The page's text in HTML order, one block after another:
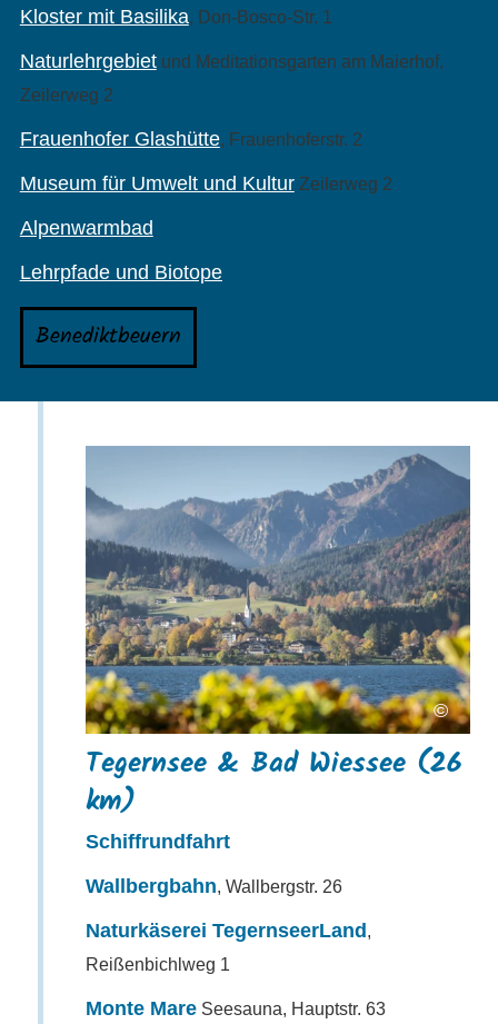
Kloster mit Basilika, Don-Bosco-Str. 1
Naturlehrgebietund Meditationsgarten am Maierhof,
Zeilerweg 2
Frauenhofer Glashütte, Frauenhoferstr. 2
Museum für Umwelt und KulturZeilerweg 2
Alpenwarmbad
Lehrpfade und Biotope
Benediktbeuern
©
Tegernsee & Bad Wiessee (26
km)
Schiffrundfahrt
Wallbergbahn, Wallbergstr. 26
Naturkäserei TegernseerLand,
Reißenbichlweg 1
Monte MareSeesauna, Hauptstr. 63